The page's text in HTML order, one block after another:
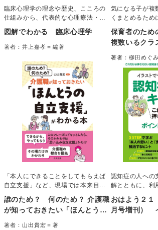
臨床心理学の理念や歴史、こころの
仕組みから、代表的な心理療法・ア
プローチ、臨床心理学の支援対象、
臨床心理学の活躍する場まで、臨床
心理学を学ぶ人・カウンセリングを
目をまとめました！
図解でわかる 臨床心理学
著者：井上嘉孝＝編著
気になる子が複
くまとめるため
支援システム」
解説した。保育
行う著者が、現
るクラス運営の
真で紹介。個別
としての対応な
保育者のた
複数いるク
ち着く・まと
著者：柳田めぐみ
「本人にできることをしてもらえば
自立支援」など、現場では本来目指
すべき「自立支援」が思い込みで誤
解されたり、介護職の都合で曲解さ
れるケースが多い。マンガや事例を
通し「思い込み自立支援」から「本
誰のため？ 何のため？ 介護職
が知っておきたい「ほんとうの
自立支援」がわかる本
著者：山出貴宏＝著
認知症の人への
解とともに、利
と「今」を知り
を行うことが
る、②その人を
おはよう２１
月号増刊）